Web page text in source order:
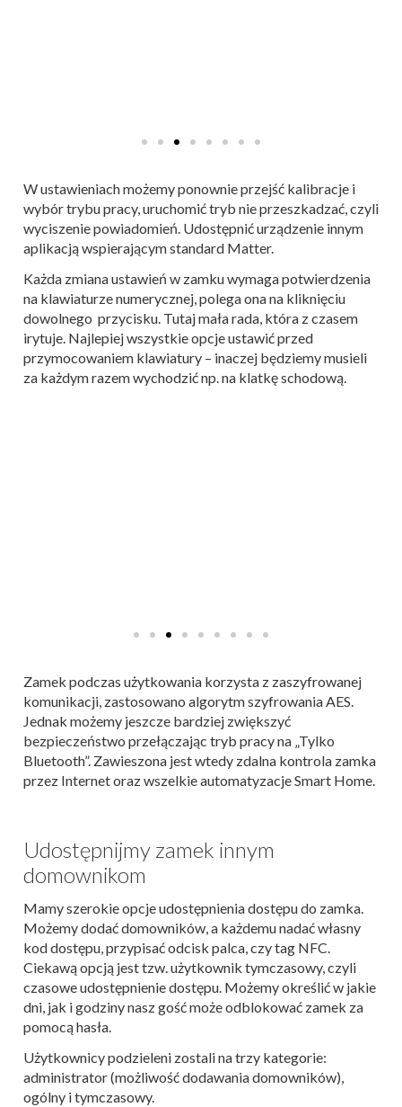
W ustawieniach możemy ponownie przejść kalibracje i
wybór trybu pracy, uruchomić tryb nie przeszkadzać, czyli
wyciszenie powiadomień. Udostępnić urządzenie innym
aplikacją wspierającym standard Matter.
Każda zmiana ustawień w zamku wymaga potwierdzenia
na klawiaturze numerycznej, polega ona na kliknięciu
dowolnego przycisku. Tutaj mała rada, która z czasem
irytuje. Najlepiej wszystkie opcje ustawić przed
przymocowaniem klawiatury – inaczej będziemy musieli
za każdym razem wychodzić np. na klatkę schodową.
Zamek podczas użytkowania korzysta z zaszyfrowanej
komunikacji, zastosowano algorytm szyfrowania AES.
Jednak możemy jeszcze bardziej zwiększyć
bezpieczeństwo przełączając tryb pracy na „Tylko
Bluetooth”. Zawieszona jest wtedy zdalna kontrola zamka
przez Internet oraz wszelkie automatyzacje Smart Home.
Udostępnijmy zamek innym
domownikom
Mamy szerokie opcje udostępnienia dostępu do zamka.
Możemy dodać domowników, a każdemu nadać własny
kod dostępu, przypisać odcisk palca, czy tag NFC.
Ciekawą opcją jest tzw. użytkownik tymczasowy, czyli
czasowe udostępnienie dostępu. Możemy określić w jakie
dni, jak i godziny nasz gość może odblokować zamek za
pomocą hasła.
Użytkownicy podzieleni zostali na trzy kategorie:
administrator (możliwość dodawania domowników),
ogólny i tymczasowy.